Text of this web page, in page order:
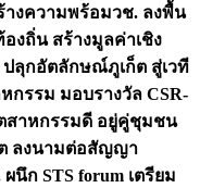
างความพร้อมวช. ลงพื้น
งถิ่น สร้างมูลค่าเชิง
ปลุกอัตลักษณ์ภูเก็ต สู่เวที
กรรม มอบรางวัล CSR-
สาหกรรมดี อยู่คู่ชุมชน
ลงนามต่อสัญญา
ผนึก STS forum เตรียม